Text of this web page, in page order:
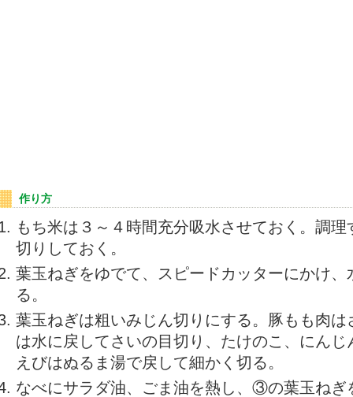
作り方
もち米は３～４時間充分吸水させておく。調
切りしておく。
葉玉ねぎをゆでて、スピードカッターにかけ
る。
葉玉ねぎは粗いみじん切りにする。豚もも肉
は水に戻してさいの目切り、たけのこ、にん
えびはぬるま湯で戻して細かく切る。
なべにサラダ油、ごま油を熱し、③の葉玉ねぎ